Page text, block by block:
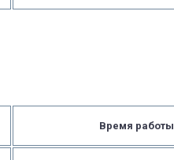
Время работы